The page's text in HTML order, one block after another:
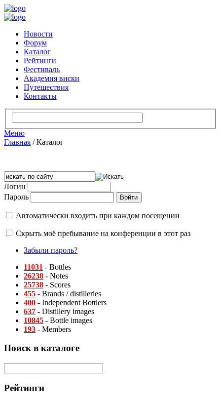
Новости
Форум
Каталог
Рейтинги
Фестиваль
Академия виски
Путешествия
Контакты
Меню
Главная /Каталог
Логин
Пароль
Автоматически входить при каждом посещении
Скрыть моё пребывание на конференции в этот раз
Забыли пароль?
11031 - Bottles
26238 - Notes
25738 - Scores
455 - Brands / distilleries
400 - Independent Bottlers
637 - Distillery images
10845 - Bottle images
193 - Members
Поиск в каталоге
Рейтинги